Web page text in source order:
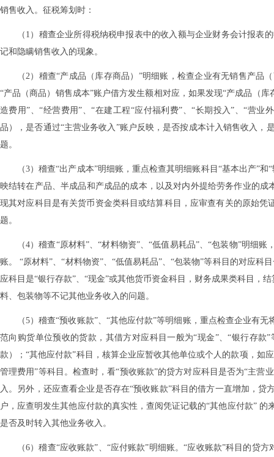
销售收入。征税筹划时：
（1）稽查企业所得税纳税申报表中的收入额与企业财务会计报
记和隐瞒销售收入的现象。
（2）稽查“产成品（库存商品）”明细账，检查企业有无销售产
“产品（商品）销售成本”账户借方发生额相对应，如果发现“产成品（
造费用”、“经营费用”、“在建工程“应付福利费”、“长期投入”、“营
品），是否通过“主营业务收入”账户反映，是否按成本计入销售收入
题。
（3）稽查“出产成本”明细账，重点检查其明细账科目“基本出产”
映结转在产品、半成品和产成品的成本，以及对内外提给劳务作业的成
现其对应科目是有关货币资金类科目或结算科目，应审查有关的原始
题。
（4）稽查“原材料”、“材料物资”、“低值易耗品”、“包装物”明细
账。 “原材料”、“材料物资”、“低值易耗品”、“包装物”等科目的对应科
应科目是“银行存款”、“现金”或其他货币资金科目，财务成果类科目，
料、包装物等不记其他业务收入的问题。
（5）稽查“预收账款”、“其他应付款”等明细账，重点检查企业有
范向购货单位预收的货款，其借方对应科目一般为“现金”、“银行存
款）；“其他应付款”科目，核算企业应暂收其他单位或个人的款项，如
管理费用”等科目。检查时，看“预收账款”的贷方对应科目是否为“主营
入。另外，还应查看企业是否存在“预收账款”科目的借方一直增加，
户，应查明发生其他应付款的真实性，查阅凭证记载的“其他应付款”
是否及时转入其他业务收入。
（6）稽查“应收账款”、“应付账款”明细账。“应收账款”科目的贷